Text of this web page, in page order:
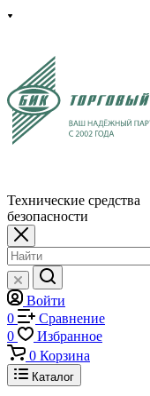
Технические средства
безопасности
Войти
0
Сравнение
0
Избранное
0 Корзина
Каталог